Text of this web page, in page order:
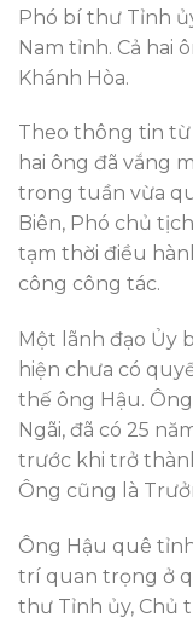
Phó bí thư Tỉnh
Nam tỉnh. Cả hai
Khánh Hòa.
Theo thông tin từ
hai ông đã vắng
trong tuần vừa
Biên, Phó chủ
tạm thời điều
công công tác.
Một lãnh đạo Ủy
hiện chưa có
thế ông Hậu.
Ngãi, đã có 25
trước khi trở
Ông cũng là
Ông Hậu quê
trí quan trọng ở
thư Tỉnh ủy, Chủ